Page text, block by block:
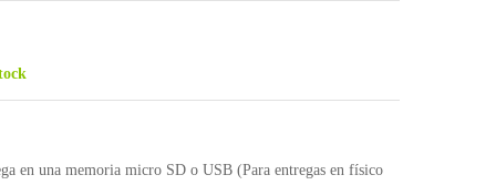
en una memoria micro SD o USB (Para entregas en físico